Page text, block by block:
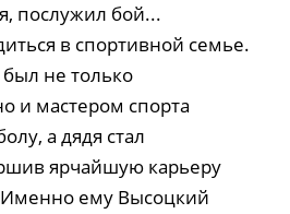
послужил бой...
в спортивной семье.
не только
и мастером спорта
а дядя стал
ярчайшую карьеру
Именно ему Высоцкий